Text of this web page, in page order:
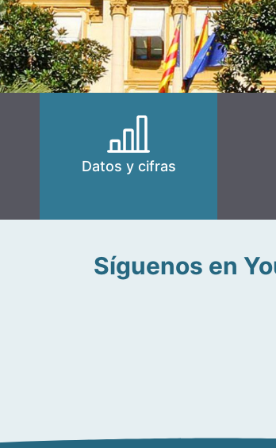
Datos y cifras
Síguenos en